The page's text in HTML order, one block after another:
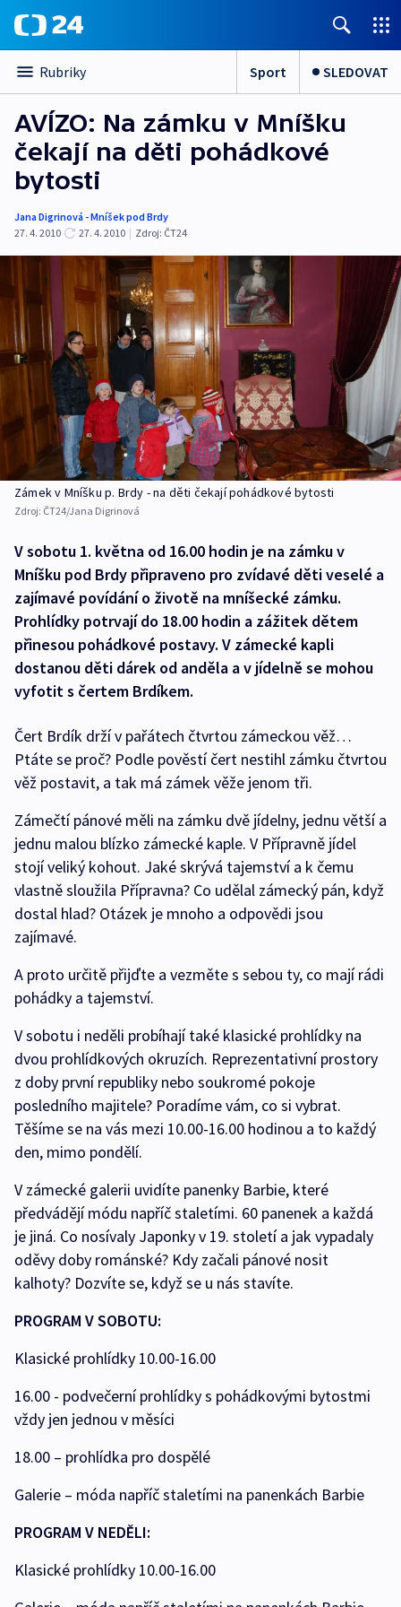
Rubriky Sport SLEDOVAT
AVÍZO: Na zámku v Mníšku
čekají na děti pohádkové
bytosti
Jana Digrinová - Mníšek pod Brdy
27. 4. 2010
27. 4. 2010 | Zdroj: ČT24
Zámek v Mníšku p. Brdy - na děti čekají pohádkové bytosti
Zdroj: ČT24/Jana Digrinová
V sobotu 1. května od 16.00 hodin je na zámku v
Mníšku pod Brdy připraveno pro zvídavé děti veselé a
zajímavé povídání o životě na mníšecké zámku.
Prohlídky potrvají do 18.00 hodin a zážitek dětem
přinesou pohádkové postavy. V zámecké kapli
dostanou děti dárek od anděla a v jídelně se mohou
vyfotit s čertem Brdíkem.
Čert Brdík drží v pařátech čtvrtou zámeckou věž…
Ptáte se proč? Podle pověstí čert nestihl zámku čtvrtou
věž postavit, a tak má zámek věže jenom tři.
Zámečtí pánové měli na zámku dvě jídelny, jednu větší a
jednu malou blízko zámecké kaple. V Přípravně jídel
stojí veliký kohout. Jaké skrývá tajemství a k čemu
vlastně sloužila Přípravna? Co udělal zámecký pán, když
dostal hlad? Otázek je mnoho a odpovědi jsou
zajímavé.
A proto určitě přijďte a vezměte s sebou ty, co mají rádi
pohádky a tajemství.
V sobotu i neděli probíhají také klasické prohlídky na
dvou prohlídkových okruzích. Reprezentativní prostory
z doby první republiky nebo soukromé pokoje
posledního majitele? Poradíme vám, co si vybrat.
Těšíme se na vás mezi 10.00-16.00 hodinou a to každý
den, mimo pondělí.
V zámecké galerii uvidíte panenky Barbie, které
předvádějí módu napříč staletími. 60 panenek a každá
je jiná. Co nosívaly Japonky v 19. století a jak vypadaly
oděvy doby románské? Kdy začali pánové nosit
kalhoty? Dozvíte se, když se u nás stavíte.
PROGRAM V SOBOTU:
Klasické prohlídky 10.00-16.00
16.00 - podvečerní prohlídky s pohádkovými bytostmi
vždy jen jednou v měsíci
18.00 – prohlídka pro dospělé
Galerie – móda napříč staletími na panenkách Barbie
PROGRAM V NEDĚLI:
Klasické prohlídky 10.00-16.00